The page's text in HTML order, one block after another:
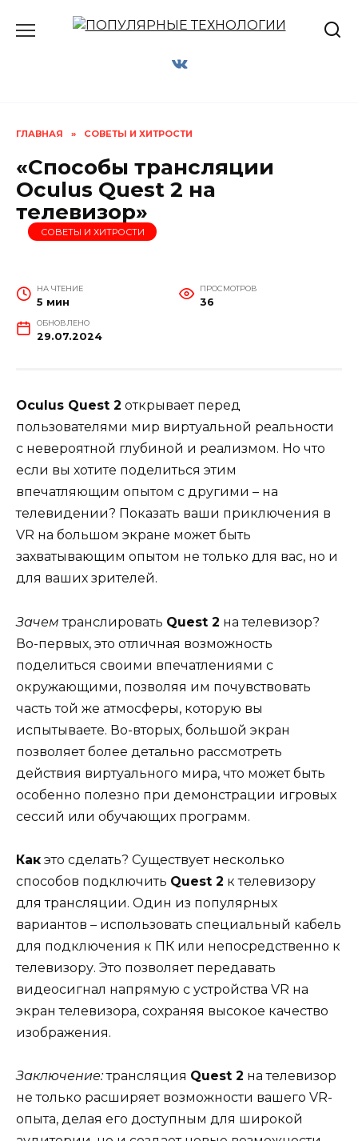
ГЛАВНАЯ » СОВЕТЫ И ХИТРОСТИ
«Способы трансляции
Oculus Quest 2 на
телевизор»
СОВЕТЫ И ХИТРОСТИ
НА ЧТЕНИЕ
5 мин
ПРОСМОТРОВ
36
ОБНОВЛЕНО
29.07.2024
Оculus Quest 2 открывает перед
пользователями мир виртуальной реальности
с невероятной глубиной и реализмом. Но что
если вы хотите поделиться этим
впечатляющим опытом с другими – на
телевидении? Показать ваши приключения в
VR на большом экране может быть
захватывающим опытом не только для вас, но и
для ваших зрителей.
Зачем транслировать Quest 2 на телевизор?
Во-первых, это отличная возможность
поделиться своими впечатлениями с
окружающими, позволяя им почувствовать
часть той же атмосферы, которую вы
испытываете. Во-вторых, большой экран
позволяет более детально рассмотреть
действия виртуального мира, что может быть
особенно полезно при демонстрации игровых
сессий или обучающих программ.
Как это сделать? Существует несколько
способов подключить Quest 2 к телевизору
для трансляции. Один из популярных
вариантов – использовать специальный кабель
для подключения к ПК или непосредственно к
телевизору. Это позволяет передавать
видеосигнал напрямую с устройства VR на
экран телевизора, сохраняя высокое качество
изображения.
Заключение:трансляция Quest 2 на телевизор
не только расширяет возможности вашего VR-
опыта, делая его доступным для широкой